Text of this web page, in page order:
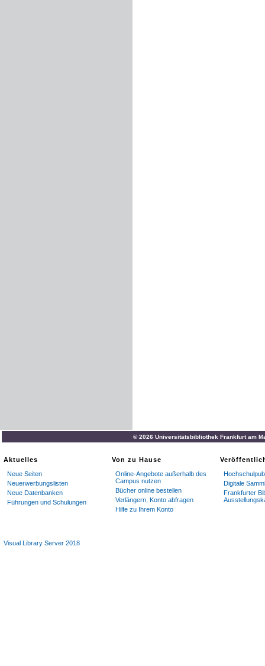
© 2026 Universitätsbibliothek Frankfurt am
Aktuelles
Neue Seiten
Neuerwerbungslisten
Neue Datenbanken
Führungen und Schulungen
Von zu Hause
Online-Angebote außerhalb des
Campus nutzen
Bücher online bestellen
Verlängern, Konto abfragen
Hilfe zu Ihrem Konto
Digitale
Frankfurter
Visual Library Server 2018